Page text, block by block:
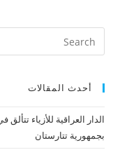
أحدث المقالات
الدار العراقية للأزياء
بجمهورية تتارستان